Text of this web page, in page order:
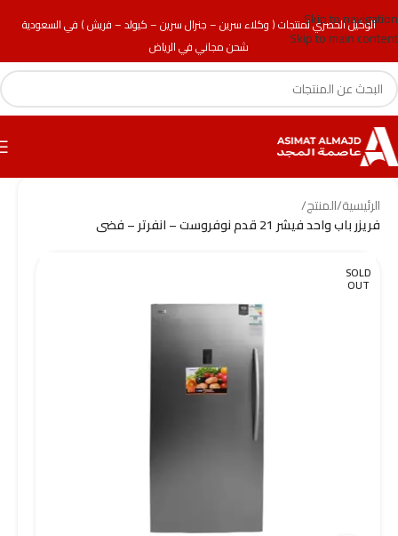
الوكيل الحصري لمنتجات ( وكلاء سرين – جنرال سرين – كيولد – فريش ) في السعودية
شحن مجاني في الرياض
Skip to navigation
Skip to main content
الرئيسية/المنتج/
فريزر باب واحد فيشر 21 قدم نوفروست – انفرتر – فضى
SOLD
OUT